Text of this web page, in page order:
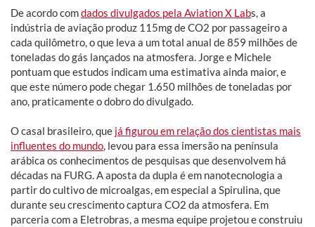
De acordo comdados divulgados pela Aviation X Labs, a
indústria de aviação produz 115mg de CO2 por passageiro a
cada quilômetro, o que leva a um total anual de 859 milhões de
toneladas do gás lançados na atmosfera. Jorge e Michele
pontuam que estudos indicam uma estimativa ainda maior, e
que este número pode chegar 1.650 milhões de toneladas por
ano, praticamente o dobro do divulgado.
O casal brasileiro, que já figurou em relação dos cientistas mais
influentes do mundo, levou para essa imersão na península
arábica os conhecimentos de pesquisas que desenvolvem há
décadas na FURG. A aposta da dupla é em nanotecnologia a
partir do cultivo de microalgas, em especial a Spirulina, que
durante seu crescimento captura CO2 da atmosfera. Em
parceria com a Eletrobras, a mesma equipe projetou e construiu